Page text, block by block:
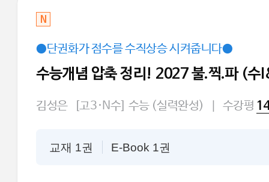
N
●단권화가 점수를 수직상승 시켜줍니다●
수능개념 압축 정리! 2027 불.찍.파 (
김성은 [고3·N수] 수능 (실력완성) 수강평
교재 1권 E-Book 1권